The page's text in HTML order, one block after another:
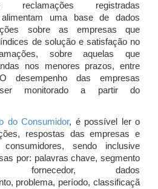
registradas
alimentam uma base de dados
sobre as empresas que
de solução e satisfação no
sobre aquelas que
nos menores prazos, entre
desempenho das empresas
ser monitorado a partir do
do Consumidor, é possível ler o
respostas das empresas e
sendo inclusive
por: palavras chave, segmento
dados
problema, período, classificaçã